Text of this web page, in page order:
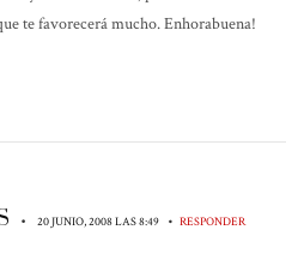
te favorecerá mucho. Enhorabuena!
• 20 JUNIO, 2008 LAS 8:49 • RESPONDER